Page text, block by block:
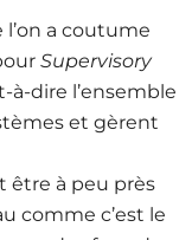
a coutume
Supervisory
à-dire l’ensemble
et gèrent
être à peu près
comme c’est le